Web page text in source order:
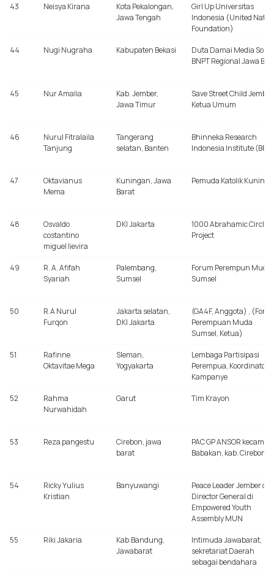
43 Neisya Kirana
Kota Pekalongan,
Jawa Tengah
Girl Up Universitas
Indonesia (United
Foundation)
44 Nugi Nugraha Kabupaten Bekasi
Duta Damai Media
BNPT Regional Jawa
45 Nur Amalia
Kab. Jember,
Jawa Timur
Save Street Child Jember,
Ketua Umum
46
Nurul Fitralaila
Tanjung
Tangerang
selatan, Banten
Bhinneka Research
Indonesia Institute (BRII)
47
Oktavianus
Mema
Kuningan, Jawa
Barat
Pemuda Katolik
48
Osvaldo
costantino
miguel lievira
DKI Jakarta
1000 Abrahamic Circles
Project
49
R. A. Afifah
Syariah
Palembang,
Sumsel
Forum Perempun Muda
Sumsel
50
R.A Nurul
Furqon
Jakarta selatan,
DKI Jakarta
(GA4F, Anggota) ,
Perempuan Muda
Sumsel, Ketua)
51
Rafinne
Oktavitae Mega
Sleman,
Yogyakarta
Lembaga Partisipasi
Perempua, Koordinator
Kampanye
52
Rahma
Nurwahidah
Garut Tim Krayon
53 Reza pangestu
Cirebon, jawa
barat
PAC GP ANSOR
Babakan, kab. Cirebon
54
Ricky Yulius
Kristian
Banyuwangi
Peace Leader Jember
Director General di
Empowered Youth
Assembly MUN
55 Riki Jakaria
Kab.Bandung,
Jawabarat
Intimuda Jawabarat,
sekretariat Daerah
sebagai bendahara